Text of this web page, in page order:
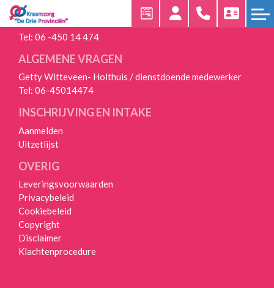
HOME
KRAAMZORG
AANMELDEN
UNIEKE
WERKWIJZE
UITZETLIJST
VRAGEN
OVER
ONS
OVER
24/7 BEREIKBAAR
Tel: 06 -450 14 474
ALGEMENE VRAGEN
Getty Witteveen- Holthuis / dienstdoende medewerker
Tel: 06-45014474
INSCHRIJVING EN INTAKE
Aanmelden
Uitzetlijst
OVERIG
Leveringsvoorwaarden
Privacybeleid
Cookiebeleid
Copyright
Disclaimer
Klachtenprocedure